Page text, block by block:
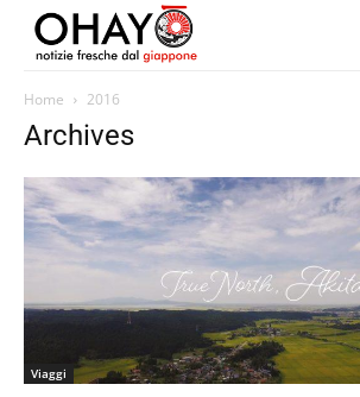
Home 2016
Archives
Viaggi